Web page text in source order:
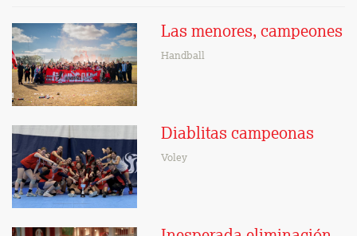
Las menores, campeones
Handball
Diablitas campeonas
Voley